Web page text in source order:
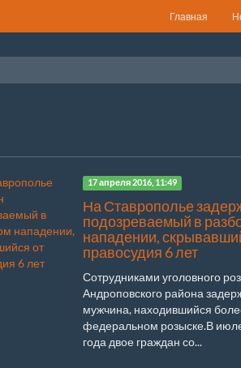
Главная
17 апреля 2016, 11:49
На Ставрополье
подозреваемый в
нападении,
правосудия 6 лет
Сотрудниками уголовного
Андроповского района
мужчина, находившийся
федеральном розыске.В
года двое граждан со...